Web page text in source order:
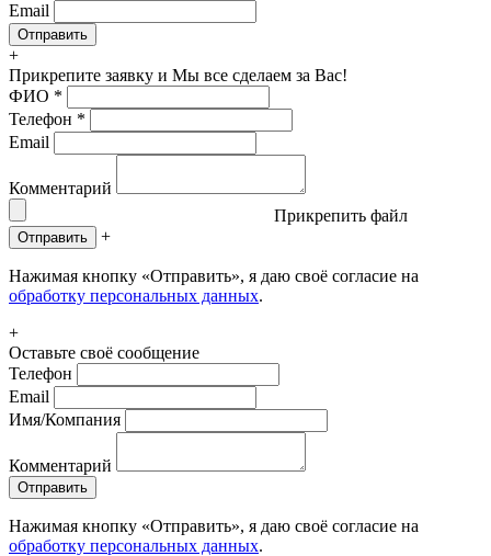
Email
+
Прикрепите заявку и Мы все сделаем за Вас!
ФИО *
Телефон *
Email
Комментарий
Прикрепить файл
Отправить +
Нажимая кнопку «Отправить», я даю своё согласие на
обработку персональных данных.
+
Оставьте своё сообщение
Телефон
Email
Имя/Компания
Комментарий
Отправить
Нажимая кнопку «Отправить», я даю своё согласие на
обработку персональных данных.